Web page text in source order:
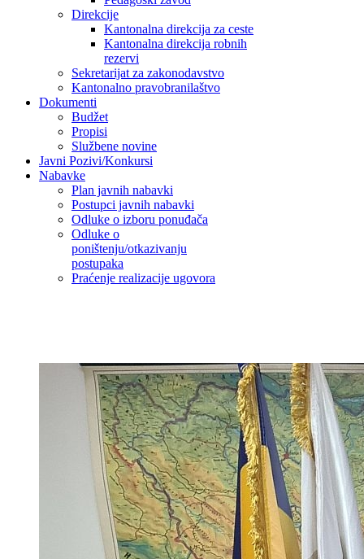
Direkcije
Kantonalna direkcija za ceste
Kantonalna direkcija robnih
rezervi
Sekretarijat za zakonodavstvo
Kantonalno pravobranilaštvo
Dokumenti
Budžet
Propisi
Službene novine
Javni Pozivi/Konkursi
Nabavke
Plan javnih nabavki
Postupci javnih nabavki
Odluke o izboru ponuđača
Odluke o
poništenju/otkazivanju
postupaka
Praćenje realizacije ugovora